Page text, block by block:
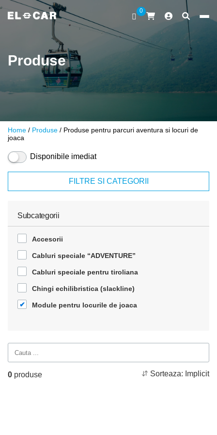
Sari la conținut
0
Produse
Home / Produse / Produse pentru parcuri aventura si locuri de
joaca
Disponibile imediat
FILTRE SI CATEGORII
Subcategorii
Accesorii
Cabluri speciale “ADVENTURE”
Cabluri speciale pentru tiroliana
Chingi echilibristica (slackline)
Module pentru locurile de joaca
0 produse Sorteaza: Implicit